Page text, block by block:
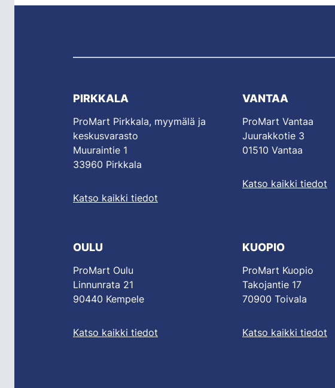
PIRKKALA
ProMart Pirkkala, myymälä ja
keskusvarasto
Muuraintie 1
33960 Pirkkala
Katso kaikki tiedot
VANTAA
ProMart Vantaa
Juurakkotie 3
01510 Vantaa
Katso kaikki tiedot
OULU
ProMart Oulu
Linnunrata 21
90440 Kempele
Katso kaikki tiedot
KUOPIO
ProMart Kuopio
Takojantie 17
70900 Toivala
Katso kaikki tiedot